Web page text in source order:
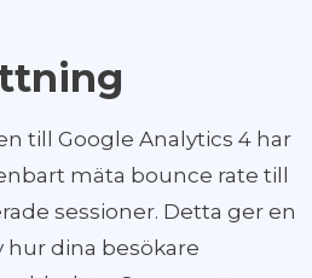
till Google Analytics 4 har
mäta bounce rate till
sessioner. Detta ger en
hur dina besökare